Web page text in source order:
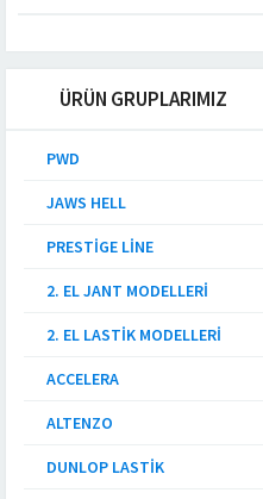
ÜRÜN GRUPLARIMIZ
PWD
JAWS HELL
PRESTIGE LINE
2. EL JANT MODELLERI
2. EL LASTIK MODELLERI
ACCELERA
ALTENZO
DUNLOP LASTIK